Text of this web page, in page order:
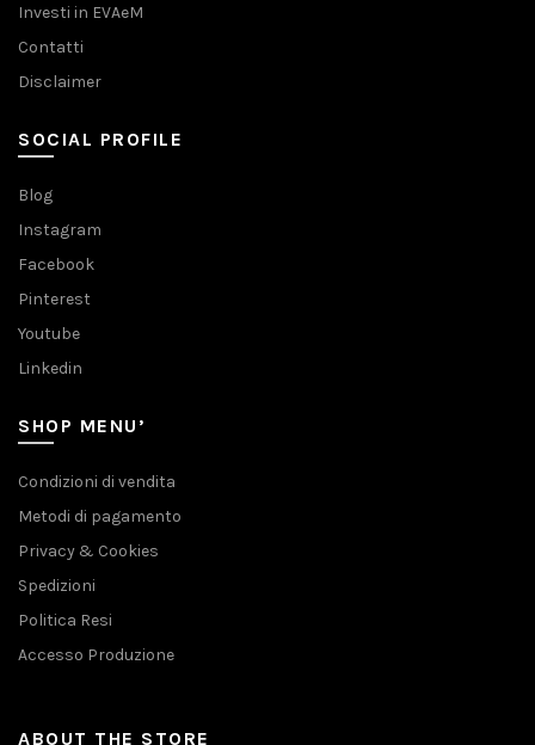
Investi in EVAeM
Contatti
Disclaimer
SOCIAL PROFILE
Blog
Instagram
Facebook
Pinterest
Youtube
Linkedin
SHOP MENU’
Condizioni di vendita
Metodi di pagamento
Privacy & Cookies
Spedizioni
Politica Resi
Accesso Produzione
ABOUT THE STORE